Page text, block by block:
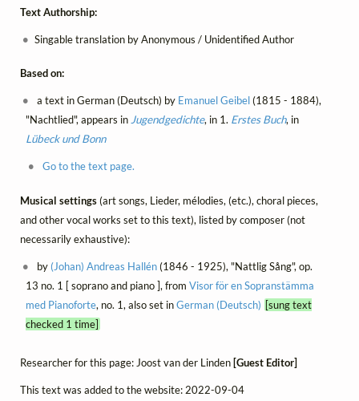
Text Authorship:
Singable translation by Anonymous / Unidentified Author
Based on:
a text in German (Deutsch) by Emanuel Geibel(1815 - 1884),
"Nachtlied", appears inJugendgedichte, in 1. Erstes Buch, in
Lübeck und Bonn
Go to the text page.
Musical settings(art songs, Lieder, mélodies, (etc.), choral pieces,
and other vocal works set to this text), listed by composer (not
necessarily exhaustive):
by (Johan) Andreas Hallén(1846 - 1925), "Nattlig Sång", op.
13 no. 1 [ soprano and piano ], from Visor för en Sopranstämma
med Pianoforte, no. 1, also set inGerman (Deutsch) [sung text
checked 1 time]
Researcher for this page: Joost van der Linden [Guest Editor]
This text was added to the website: 2022-09-04